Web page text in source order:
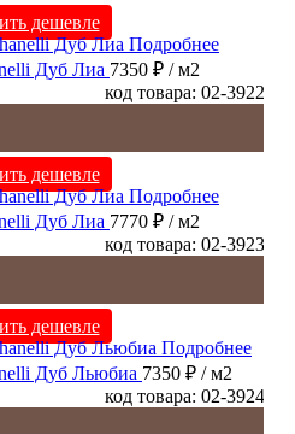
дешевле
Подробнее
Дуб Лиа 7350 ₽ / м2
код товара: 02-3922
дешевле
Подробнее
Дуб Лиа 7770 ₽ / м2
код товара: 02-3923
дешевле
Подробнее
Дуб Льюбиа 7350 ₽ / м2
код товара: 02-3924